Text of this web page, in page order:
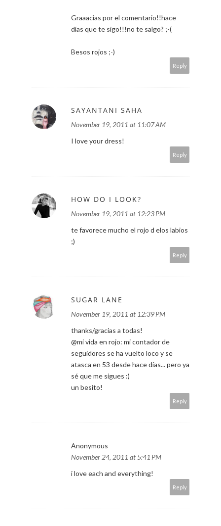
Graaacias por el comentario!!hace
días que te sigo!!!no te salgo? ;-(
Besos rojos ;-)
Reply
SAYANTANI SAHA
November 19, 2011 at 11:07 AM
I love your dress!
Reply
HOW DO I LOOK?
November 19, 2011 at 12:23 PM
te favorece mucho el rojo d elos labios
;)
Reply
SUGAR LANE
November 19, 2011 at 12:39 PM
thanks/gracias a todas!
@mi vida en rojo: mi contador de
seguidores se ha vuelto loco y se
atasca en 53 desde hace días... pero ya
sé que me sigues :)
un besito!
Reply
Anonymous
November 24, 2011 at 5:41 PM
i love each and everything!
Reply